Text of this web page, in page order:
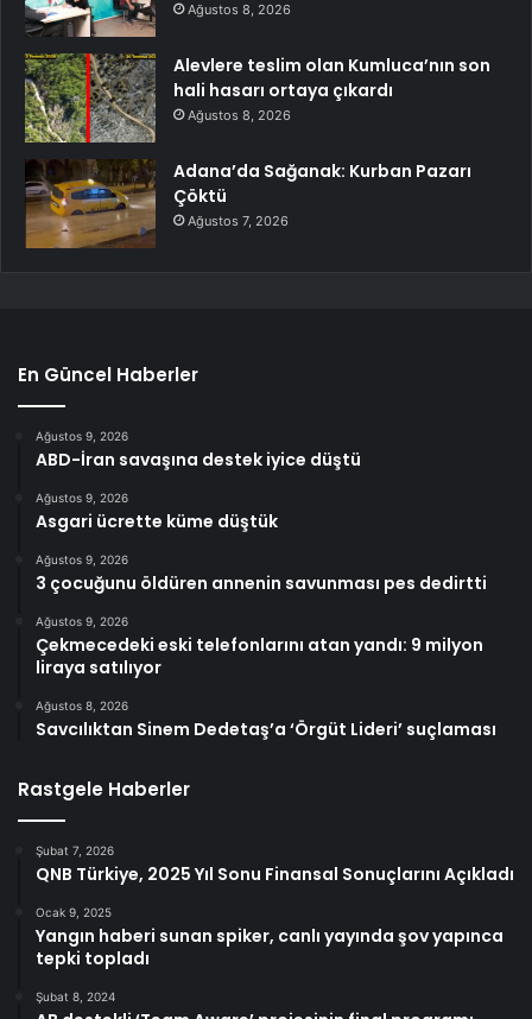
Ağustos 8, 2026
Alevlere teslim olan Kumluca’nın son
hali hasarı ortaya çıkardı
Ağustos 8, 2026
Adana’da Sağanak: Kurban Pazarı
Çöktü
Ağustos 7, 2026
En Güncel Haberler
Ağustos 9, 2026
ABD-İran savaşına destek iyice düştü
Ağustos 9, 2026
Asgari ücrette küme düştük
Ağustos 9, 2026
3 çocuğunu öldüren annenin savunması pes dedirtti
Ağustos 9, 2026
Çekmecedeki eski telefonlarını atan yandı: 9 milyon
liraya satılıyor
Ağustos 8, 2026
Savcılıktan Sinem Dedetaş’a ‘Örgüt Lideri’ suçlaması
Rastgele Haberler
Şubat 7, 2026
QNB Türkiye, 2025 Yıl Sonu Finansal Sonuçlarını Açıkladı
Ocak 9, 2025
Yangın haberi sunan spiker, canlı yayında şov yapınca
tepki topladı
Şubat 8, 2024